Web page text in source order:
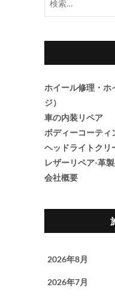
ホイール修理・ホ
ジ）
車の内装リペア
ボディーコーティ
ヘッドライトクリ
レザーリペア-革
会社概要
2026年8月
2026年7月